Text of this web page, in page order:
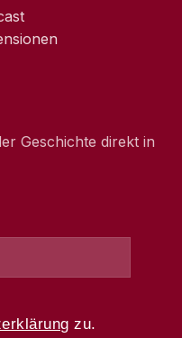
Geschichte direkt in